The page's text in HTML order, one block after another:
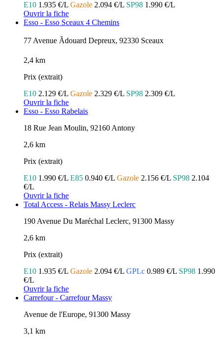
E10 1.935 €/L Gazole 2.094 €/L SP98 1.990 €/L
Ouvrir la fiche
Esso - Esso Sceaux 4 Chemins
77 Avenue Ãdouard Depreux, 92330 Sceaux
2,4 km
Prix (extrait)
E10 2.129 €/L Gazole 2.329 €/L SP98 2.309 €/L
Ouvrir la fiche
Esso - Esso Rabelais
18 Rue Jean Moulin, 92160 Antony
2,6 km
Prix (extrait)
E10 1.990 €/L E85 0.940 €/L Gazole 2.156 €/L SP98 2.104
€/L
Ouvrir la fiche
Total Access - Relais Massy Leclerc
190 Avenue Du Maréchal Leclerc, 91300 Massy
2,6 km
Prix (extrait)
E10 1.935 €/L Gazole 2.094 €/L GPLc 0.989 €/L SP98 1.990
€/L
Ouvrir la fiche
Carrefour - Carrefour Massy
Avenue de l'Europe, 91300 Massy
3,1 km